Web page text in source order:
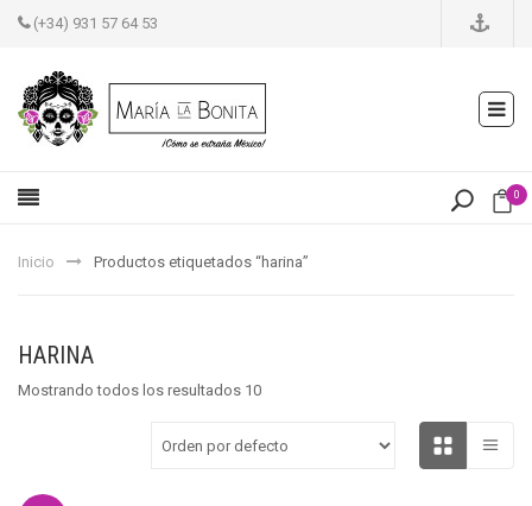
(+34) 931 57 64 53
0
Inicio Productos etiquetados “harina”
HARINA
Mostrando todos los resultados 10